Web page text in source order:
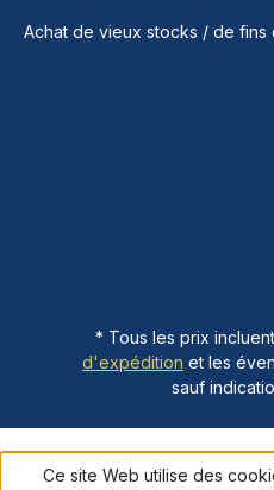
Achat de vieux stocks / de fins
* Tous les prix
d'expédition et les
sauf
Ce site Web utilise des